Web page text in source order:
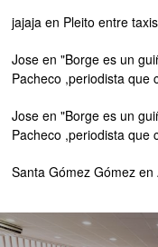
jajaja en Pleito entre
Jose en"Borge es un
Pacheco ,periodista que
Jose en"Borge es un
Pacheco ,periodista que
Santa Gómez Gómez en